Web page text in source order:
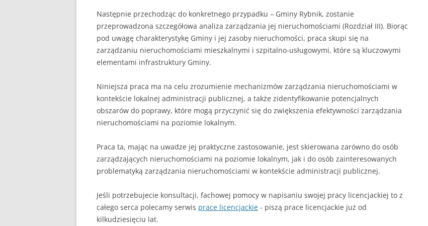
Następnie przechodząc do konkretnego przypadku – Gminy Rybnik, zostanie
przeprowadzona szczegółowa analiza zarządzania jej nieruchomościami (Rozdział III). Biorąc
pod uwagę charakterystykę Gminy i jej zasoby nieruchomości, praca skupi się na
zarządzaniu nieruchomościami mieszkalnymi i szpitalno-usługowymi, które są kluczowymi
elementami infrastruktury Gminy.
Niniejsza praca ma na celu zrozumienie mechanizmów zarządzania nieruchomościami w
kontekście lokalnej administracji publicznej, a także zidentyfikowanie potencjalnych
obszarów do poprawy, które mogą przyczynić się do zwiększenia efektywności zarządzania
nieruchomościami na poziomie lokalnym.
Praca ta, mając na uwadze jej praktyczne zastosowanie, jest skierowana zarówno do osób
zarządzających nieruchomościami na poziomie lokalnym, jak i do osób zainteresowanych
problematyką zarządzania nieruchomościami w kontekście administracji publicznej.
Jeśli potrzebujecie konsultacji, fachowej pomocy w napisaniu swojej pracy licencjackiej to z
całego serca polecamy serwis prace licencjackie - piszą prace licencjackie już od
kilkudziesięciu lat.